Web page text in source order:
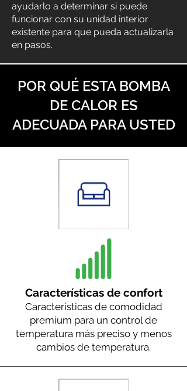
ayudarlo a determinar si puede
funcionar con su unidad interior
existente para que pueda actualizarla
en pasos.
POR QUÉ ESTA BOMBA
DE CALOR ES
ADECUADA PARA USTED
Características de confort
Características de comodidad
premium para un control de
temperatura más preciso y menos
cambios de temperatura.